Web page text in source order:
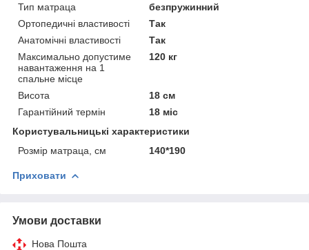
Тип матраца
безпружинний
Ортопедичні властивості
Так
Анатомічні властивості
Так
Максимально допустиме
навантаження на 1
спальне місце
120 кг
Висота
18 см
Гарантійний термін
18 міс
Користувальницькі характеристики
Розмір матраца, см
140*190
Приховати
Умови доставки
Нова Пошта